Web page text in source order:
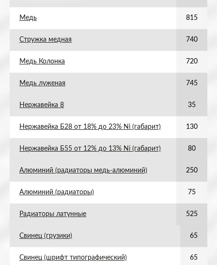
Медь 815
Стружка медная 740
Медь Колонка 720
Медь луженая 745
Нержавейка 8 35
Нержавейка Б28 от 18% до 23% Ni (габарит) 130
Нержавейка Б55 от 12% до 13% Ni (габарит) 80
Алюминий (радиаторы медь-алюминий) 250
Алюминий (радиаторы) 75
Радиаторы латунные 525
Свинец (грузики) 65
Свинец (шрифт типографический) 65